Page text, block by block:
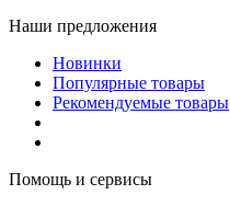
Наши предложения
Новинки
Популярные товары
Рекомендуемые товары
Помощь и сервисы